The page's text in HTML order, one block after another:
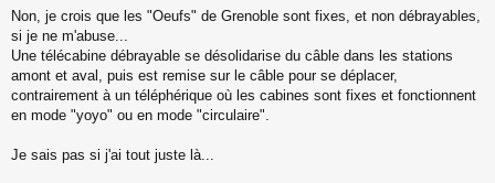
e
s
s
g
e
n
n
Non, je crois que les "Oeufs" de Grenoble sont fixes, et non débrayables,
si je ne m'abuse...
Une télécabine débrayable se désolidarise du câble dans les stations
amont et aval, puis est remise sur le câble pour se déplacer,
contrairement à un téléphérique où les cabines sont fixes et fonctionnent
en mode "yoyo" ou en mode "circulaire".
Je sais pas si j'ai tout juste là...